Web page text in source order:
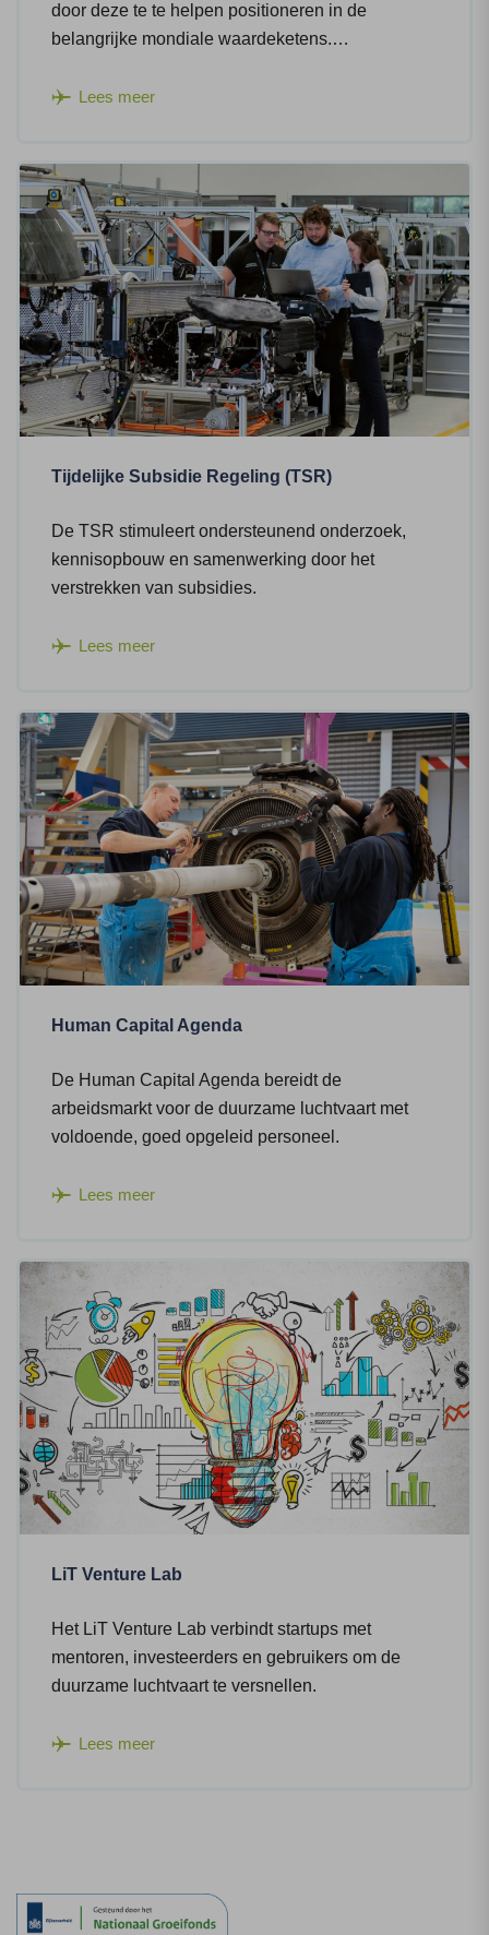
door deze te te helpen positioneren in de
belangrijke mondiale waardeketens.…
Lees meer
Tijdelijke Subsidie Regeling (TSR)
De TSR stimuleert ondersteunend onderzoek,
kennisopbouw en samenwerking door het
verstrekken van subsidies.
Lees meer
Human Capital Agenda
De Human Capital Agenda bereidt de
arbeidsmarkt voor de duurzame luchtvaart met
voldoende, goed opgeleid personeel.
Lees meer
LiT Venture Lab
Het LiT Venture Lab verbindt startups met
mentoren, investeerders en gebruikers om de
duurzame luchtvaart te versnellen.
Lees meer